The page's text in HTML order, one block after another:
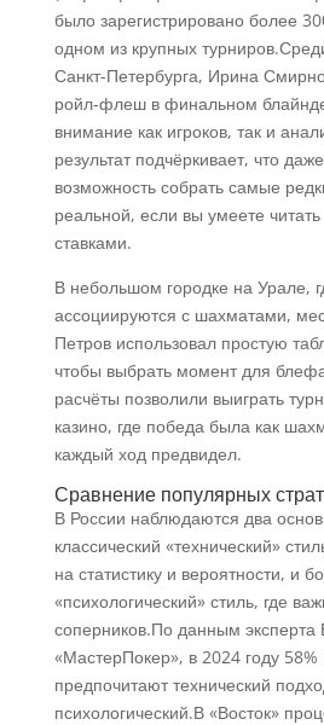
было зарегистрировано более
одном из крупных
Санкт-Петербурга, Ирина
ройл‑флеш в финальном
внимание как игроков, так и
результат подчёркивает, что
возможность собрать самые
реальной, если вы умеете
ставками.
В небольшом городке на Урале,
ассоциируются с шахматами,
Петров использовал простую
чтобы выбрать момент для
расчёты позволили выиграть
казино, где победа была как
каждый ход предвидел.
Сравнение популярных
В России наблюдаются два
классический «технический»
на статистику и вероятности, и
«психологический» стиль, где
соперников.По данным
«МастерПокер», в 2024 году 58%
предпочитают технический
психологический.В «Восток»